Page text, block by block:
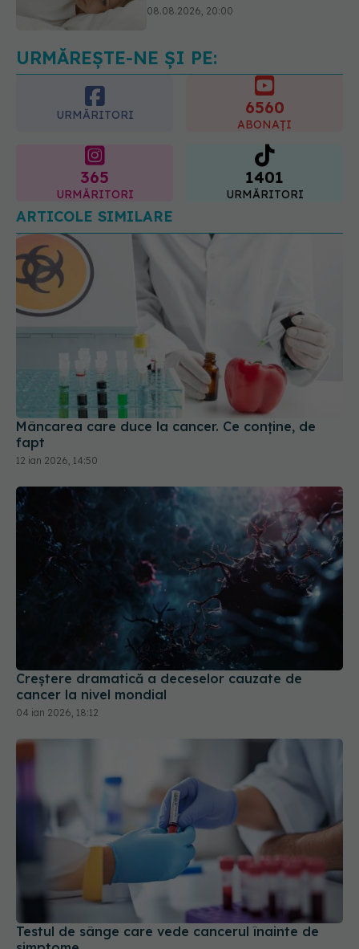
părului
URMĂREȘTE-NE ȘI PE:
URMĂRITORI 6560
ABONAȚI
365
URMĂRITORI
1401
URMĂRITORI
ARTICOLE SIMILARE
Mâncarea care duce la cancer. Ce conține, de
fapt
12 ian 2026, 14:50
Creștere dramatică a deceselor cauzate de
cancer la nivel mondial
04 ian 2026, 18:12
Testul de sânge care vede cancerul înainte de